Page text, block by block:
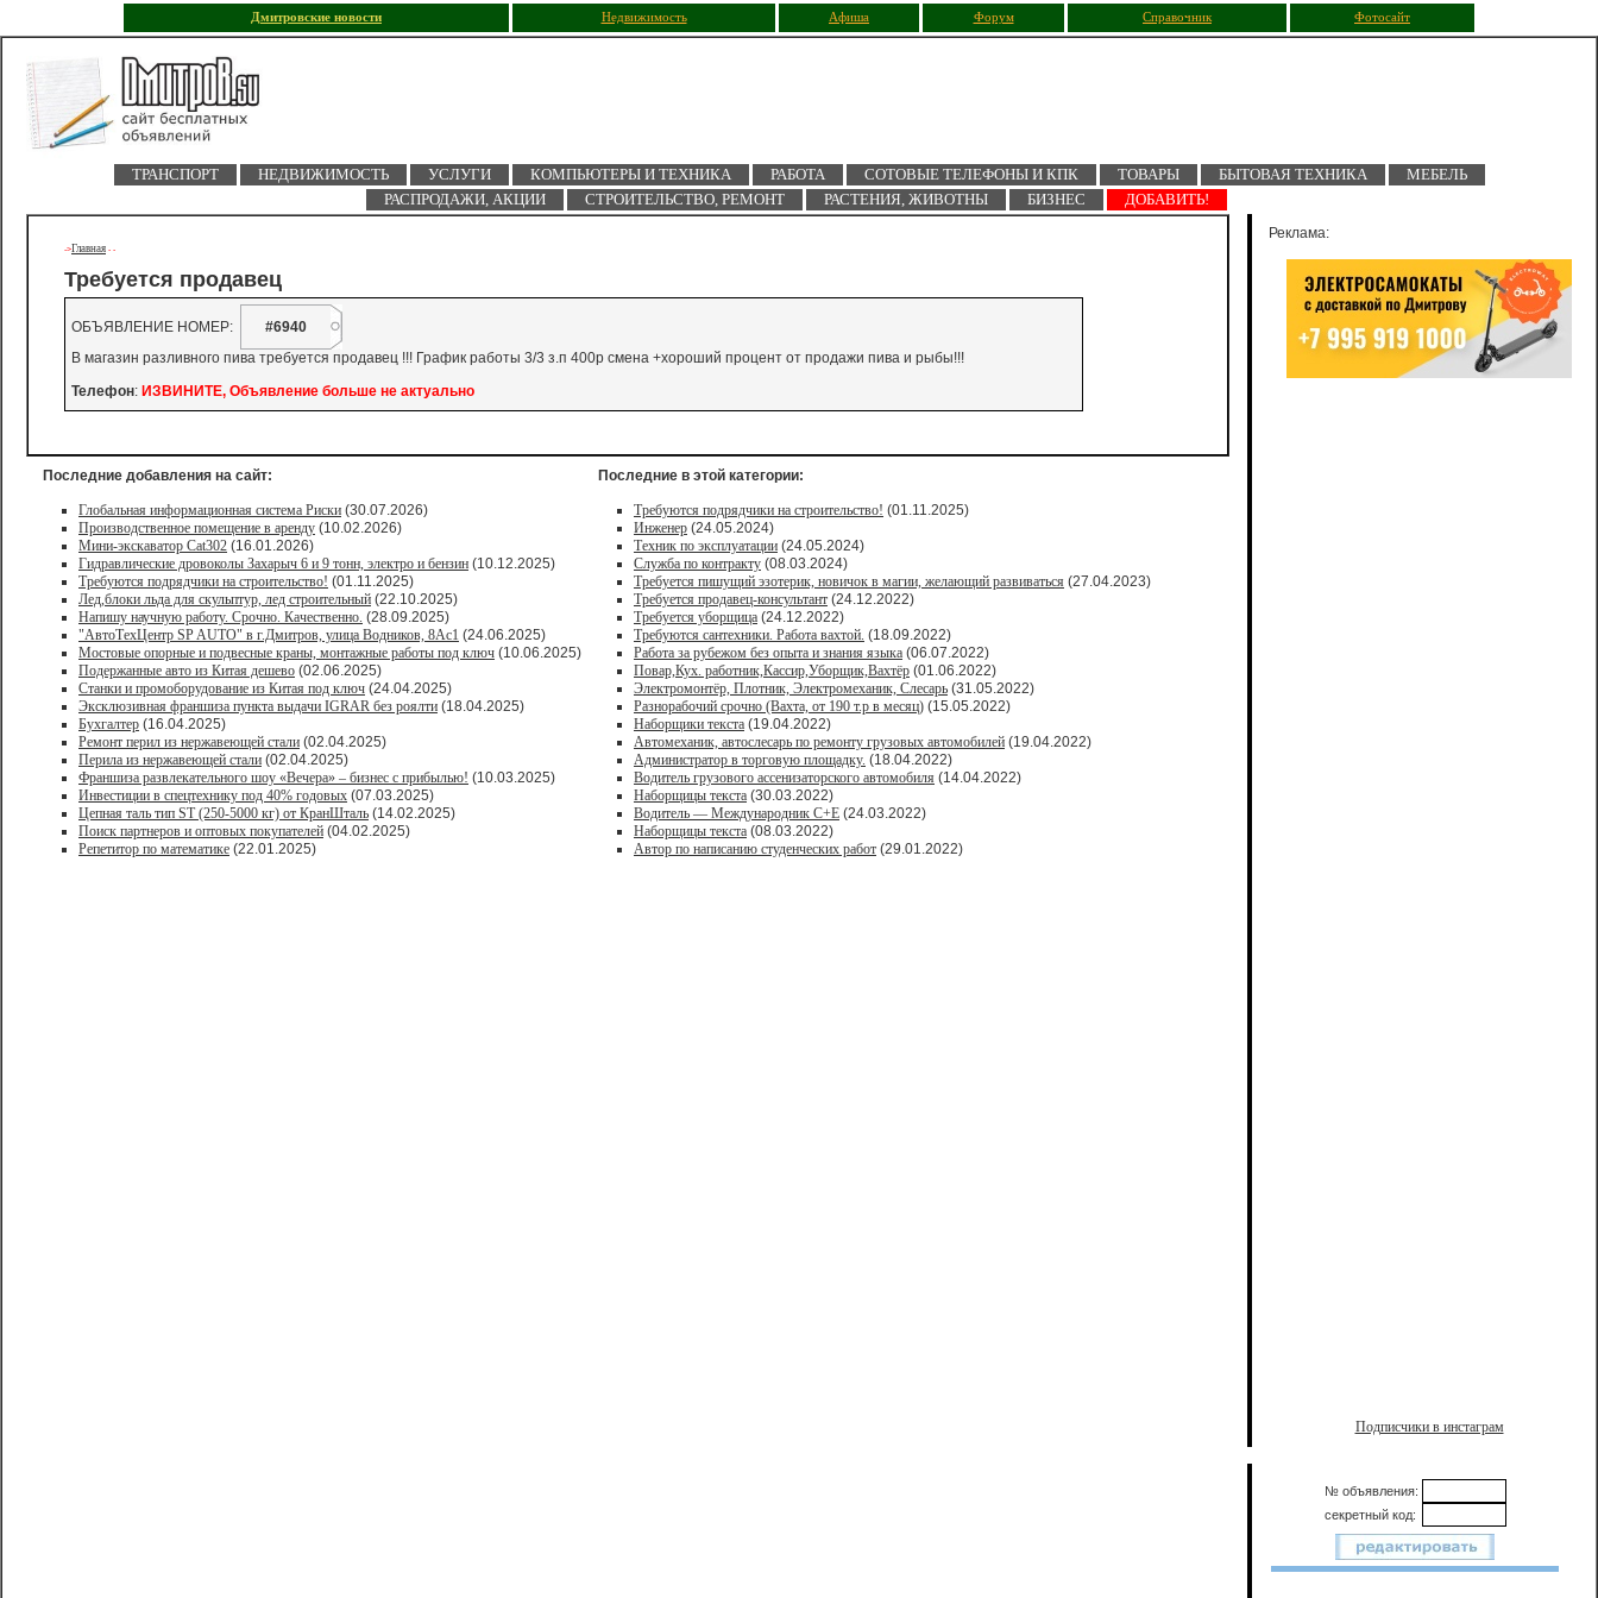
Дмитровские новости Недвижимость Афиша Форум Справочник Фотосайт
ТРАНСПОРТ НЕДВИЖИМОСТЬ УСЛУГИ КОМПЬЮТЕРЫ И ТЕХНИКА РАБОТА СОТОВЫЕ ТЕЛЕФОНЫ И КПК ТОВАРЫ БЫТОВАЯ ТЕХНИКА
МЕБЕЛЬ
РАСПРОДАЖИ, АКЦИИ
СТРОИТЕЛЬСТВО, РЕМОНТ РАСТЕНИЯ, ЖИВОТНЫ БИЗНЕС ДОБАВИТЬ!
->Главная - -
Требуется продавец
ОБЪЯВЛЕНИЕ НОМЕР:
#6940
В магазин разливного пива требуется продавец !!! График работы 3/3 з.п 400р смена +хороший процент от продажи пива и рыбы!!!
Телефон: ИЗВИНИТЕ, Объявление больше не актуально
Последние добавления на сайт:
Глобальная информационная система Риски (30.07.2026)
Производственное помещение в аренду (10.02.2026)
Мини-экскаватор Cat302 (16.01.2026)
Гидравлические дровоколы Захарыч 6 и 9 тонн, электро и бензин (10.12.2025)
Требуются подрядчики на строительство! (01.11.2025)
Лед,блоки льда для скульптур, лед строительный (22.10.2025)
Напишу научную работу. Срочно. Качественно. (28.09.2025)
"АвтоТехЦентр SP AUTO" в г.Дмитров, улица Водников, 8Ас1 (24.06.2025)
Мостовые опорные и подвесные краны, монтажные работы под ключ (10.06.2025)
Подержанные авто из Китая дешево (02.06.2025)
Станки и промоборудование из Китая под ключ (24.04.2025)
Эксклюзивная франшиза пункта выдачи IGRAR без роялти (18.04.2025)
Бухгалтер (16.04.2025)
Ремонт перил из нержавеющей стали (02.04.2025)
Перила из нержавеющей стали (02.04.2025)
Франшиза развлекательного шоу «Вечера» – бизнес с прибылью! (10.03.2025)
Инвестиции в спецтехнику под 40% годовых (07.03.2025)
Цепная таль тип ST (250-5000 кг) от КранШталь (14.02.2025)
Поиск партнеров и оптовых покупателей (04.02.2025)
Репетитор по математике (22.01.2025)
Последние в этой категории:
Требуются подрядчики на строительство! (01.11.2025)
Инженер (24.05.2024)
Техник по эксплуатации (24.05.2024)
Служба по контракту (08.03.2024)
Требуется пишущий эзотерик, новичок в магии, желающий развиваться (27.04.2023)
Требуется продавец-консультант (24.12.2022)
Требуется уборщица (24.12.2022)
Требуются сантехники. Работа вахтой. (18.09.2022)
Работа за рубежом без опыта и знания языка (06.07.2022)
Повар,Кух. работник,Кассир,Уборщик,Вахтёр (01.06.2022)
Электромонтёр, Плотник, Электромеханик, Слесарь (31.05.2022)
Paзнoрабочий cрочно (Вахта, от 190 т.р в месяц) (15.05.2022)
Наборщики текста (19.04.2022)
Автомеханик, автослесарь по ремонту грузовых автомобилей (19.04.2022)
Администратор в торговую площадку. (18.04.2022)
Водитель грузового ассенизаторского автомобиля (14.04.2022)
Наборщицы текста (30.03.2022)
Водитель — Международник С+Е (24.03.2022)
Наборщицы текста (08.03.2022)
Автор по написанию студенческих работ (29.01.2022)
Реклама:
Подписчики в инстаграм
№ объявления:
секретный код: